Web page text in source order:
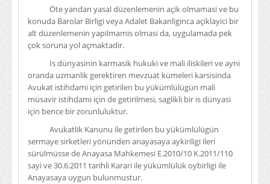
Öte yandan yasal düzenlemenin açik olmamasi ve bu
konuda Barolar Birligi veya Adalet Bakanliginca açiklayici bir
alt düzenlemenin yapilmamis olmasi da, uygulamada pek
çok soruna yol açmaktadir.
Is dünyasinin karmasik hukuki ve mali iliskileri ve ayni
oranda uzmanlik gerektiren mevzuat kümeleri karsisinda
Avukat istihdami için getirilen bu yükümlülügün mali
müsavir istihdami için de getirilmesi, saglikli bir is dünyasi
için bence bir zorunluluktur.
Avukatlik Kanunu ile getirilen bu yükümlülügün
sermaye sirketleri yönünden anayasaya aykiriligi ileri
sürülmüsse de Anayasa Mahkemesi E.2010/10 K.2011/110
sayi ve 30.6.2011 tarihli Karari ile yükümlülük oybirligi ile
Anayasaya uygun bulunmustur.